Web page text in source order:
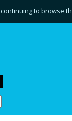
to browse